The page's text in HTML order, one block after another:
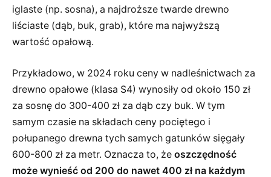
iglaste (np. sosna), a najdroższe twarde drewno
liściaste (dąb, buk, grab), które ma najwyższą
wartość opałową.
Przykładowo, w 2024 roku ceny w nadleśnictwach za
drewno opałowe (klasa S4) wynosiły od około 150 zł
za sosnę do 300-400 zł za dąb czy buk. W tym
samym czasie na składach ceny pociętego i
połupanego drewna tych samych gatunków sięgały
600-800 zł za metr. Oznacza to, że oszczędność
może wynieść od 200 do nawet 400 zł na każdym